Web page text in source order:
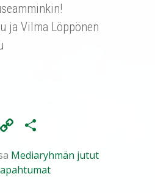
ja Vilma Löppönen
E
C
y
e
Mediaryhmän jutut